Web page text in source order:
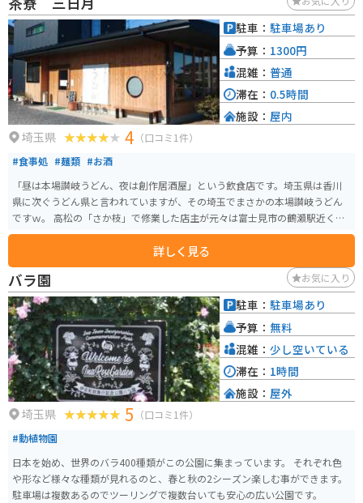
埼玉県 4 （口コミ1件）
#食事処 #麺類 #お酒
「昼は本場讃岐うどん、夜は創作居酒屋」という飲食店です。埼玉県は香川
県に次ぐうどん県と言われていますが、その埼玉でまさかの本場讃岐うどん
ですｗ。 高松の「さか枝」で修業した店主が元々は富士見市の鶴瀬駅近くで
開店したお店が、川越へ移転したもののようです。昼メニューはうどんセッ
トのみでうどん単品はありません。なかなかのボリュームなので、腹ペコラ
イダーも満腹間違いなしです。
詳しく見る
駐車： 駐車場あり
予算： 1300円
混雑： 普通
滞在： 0.5時間
施設： 屋内
バラ園 お気に入り
埼玉県 5 （口コミ1件）
#動植物園
日本を始め、世界のバラ400種類がこの公園に集まっています。 それぞれ色
や形など様々な種類が見れるのと、春と秋の2シーズン楽しむ事ができます。
駐車場は複数あるのでツーリングで複数台いても安心の広い公園です。
駐車： 駐車場あり
予算： 無料
混雑： 少し空いている
滞在： 1時間
施設： 屋外